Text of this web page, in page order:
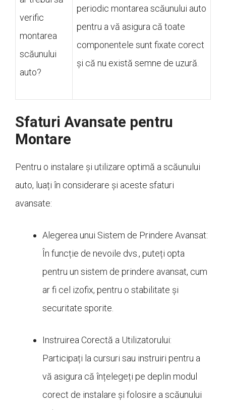
verific
montarea
scăunului
auto?
periodic montarea scăunului auto
pentru a vă asigura că toate
componentele sunt fixate corect
și că nu există semne de uzură.
Sfaturi Avansate pentru
Montare
Pentru o instalare și utilizare optimă a scăunului
auto, luați în considerare și aceste sfaturi
avansate:
Alegerea unui Sistem de Prindere Avansat:
În funcție de nevoile dvs., puteți opta
pentru un sistem de prindere avansat, cum
ar fi cel izofix, pentru o stabilitate și
securitate sporite.
Instruirea Corectă a Utilizatorului:
Participați la cursuri sau instruiri pentru a
vă asigura că înțelegeți pe deplin modul
corect de instalare și folosire a scăunului